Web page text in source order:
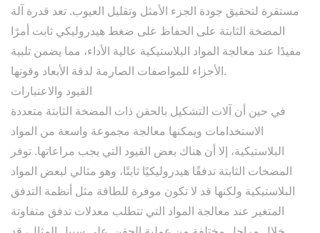
مستقرة لتحقيق جودة الجزء الأمثل وتقليل العيوب. تعد قدرة آلة
المضخة الثابتة على الحفاظ على ضغط هيدروليكي ثابت أمرًا
مفيدًا عند معالجة المواد البلاستيكية عالية الأداء، مما يضمن تلبية
الأجزاء للمواصفات الصارمة لدقة الأبعاد وقوتها.
القيود والاعتبارات
في حين أن آلات التشكيل بالحقن ذات المضخة الثابتة متعددة
الاستخدامات ويمكنها معالجة مجموعة واسعة من المواد
البلاستيكية، إلا أن هناك بعض القيود التي يجب مراعاتها. توفر
المضخات الثابتة تدفقًا هيدروليكيًا ثابتًا، وهو مثالي لبعض المواد
البلاستيكية ولكنها قد لا تكون موفرة للطاقة مثل أنظمة التدفق
المتغير عند معالجة المواد التي تتطلب معدلات تدفق متفاوتة